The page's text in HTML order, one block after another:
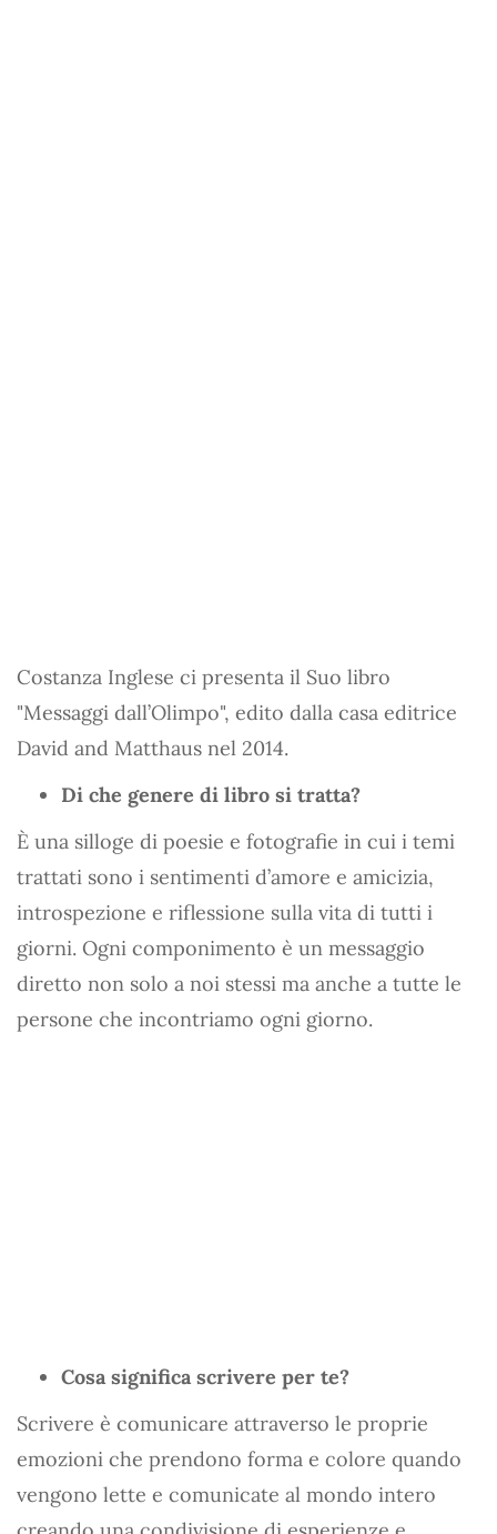
Costanza Inglese ci presenta il Suo libro
"Messaggi dall’Olimpo", edito dalla casa editrice
David and Matthaus nel 2014.
Di che genere di libro si tratta?
È una silloge di poesie e fotografie in cui i temi
trattati sono i sentimenti d’amore e amicizia,
introspezione e riflessione sulla vita di tutti i
giorni. Ogni componimento è un messaggio
diretto non solo a noi stessi ma anche a tutte le
persone che incontriamo ogni giorno.
Cosa significa scrivere per te?
Scrivere è comunicare attraverso le proprie
emozioni che prendono forma e colore quando
vengono lette e comunicate al mondo intero